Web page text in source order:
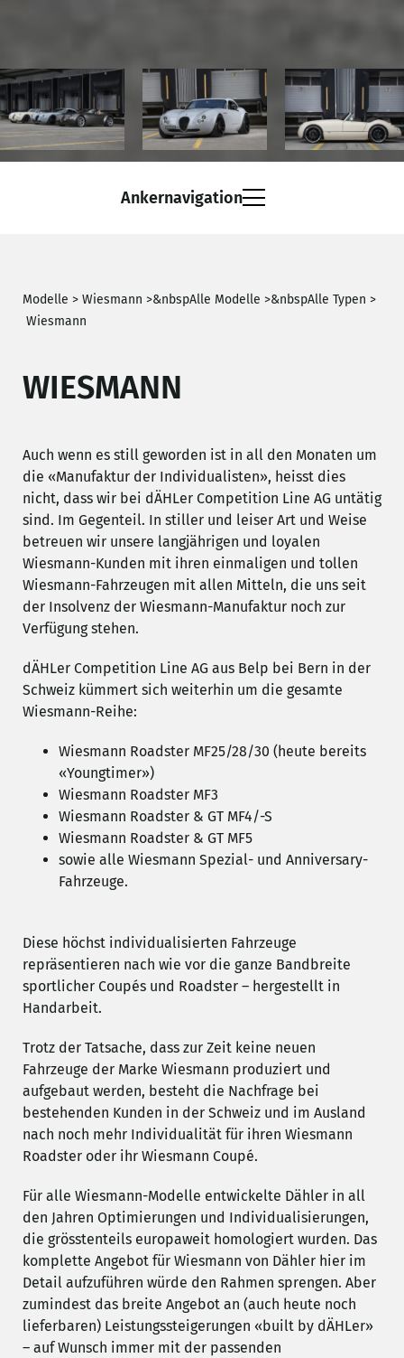
JETZT ANFRAGEN
Ankernavigation
Modelle > Wiesmann >&nbspAlle Modelle >&nbspAlle Typen >
Wiesmann
WIESMANN
Auch wenn es still geworden ist in all den Monaten um
die «Manufaktur der Individualisten», heisst dies
nicht, dass wir bei dÄHLer Competition Line AG untätig
sind. Im Gegenteil. In stiller und leiser Art und Weise
betreuen wir unsere langjährigen und loyalen
Wiesmann-Kunden mit ihren einmaligen und tollen
Wiesmann-Fahrzeugen mit allen Mitteln, die uns seit
der Insolvenz der Wiesmann-Manufaktur noch zur
Verfügung stehen.
dÄHLer Competition Line AG aus Belp bei Bern in der
Schweiz kümmert sich weiterhin um die gesamte
Wiesmann-Reihe:
Wiesmann Roadster MF25/28/30 (heute bereits
«Youngtimer»)
Wiesmann Roadster MF3
Wiesmann Roadster & GT MF4/-S
Wiesmann Roadster & GT MF5
sowie alle Wiesmann Spezial- und Anniversary-
Fahrzeuge.
Diese höchst individualisierten Fahrzeuge
repräsentieren nach wie vor die ganze Bandbreite
sportlicher Coupés und Roadster – hergestellt in
Handarbeit.
Trotz der Tatsache, dass zur Zeit keine neuen
Fahrzeuge der Marke Wiesmann produziert und
aufgebaut werden, besteht die Nachfrage bei
bestehenden Kunden in der Schweiz und im Ausland
nach noch mehr Individualität für ihren Wiesmann
Roadster oder ihr Wiesmann Coupé.
Für alle Wiesmann-Modelle entwickelte Dähler in all
den Jahren Optimierungen und Individualisierungen,
die grösstenteils europaweit homologiert wurden. Das
komplette Angebot für Wiesmann von Dähler hier im
Detail aufzuführen würde den Rahmen sprengen. Aber
zumindest das breite Angebot an (auch heute noch
lieferbaren) Leistungssteigerungen «built by dÄHLer»
– auf Wunsch immer mit der passenden